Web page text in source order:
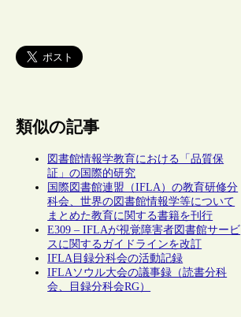
類似の記事
図書館情報学教育における「品質保
証」の国際的研究
国際図書館連盟（IFLA）の教育研修分
科会、世界の図書館情報学等について
まとめた教育に関する書籍を刊行
E309 – IFLAが視覚障害者図書館サービ
スに関するガイドラインを改訂
IFLA目録分科会の活動記録
IFLAソウル大会の議事録（読書分科
会、目録分科会RG）